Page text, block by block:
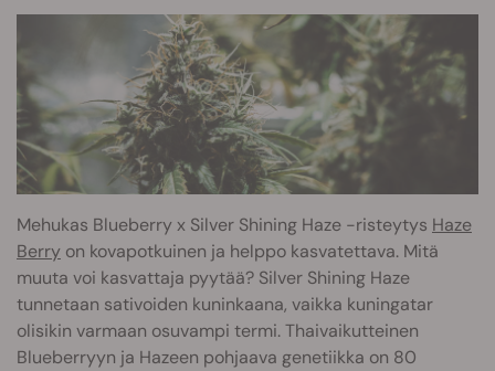
Mehukas Blueberry x Silver Shining Haze -risteytys Haze
Berry on kovapotkuinen ja helppo kasvatettava. Mitä
muuta voi kasvattaja pyytää? Silver Shining Haze
tunnetaan sativoiden kuninkaana, vaikka kuningatar
olisikin varmaan osuvampi termi. Thaivaikutteinen
Blueberryyn ja Hazeen pohjaava genetiikka on 80